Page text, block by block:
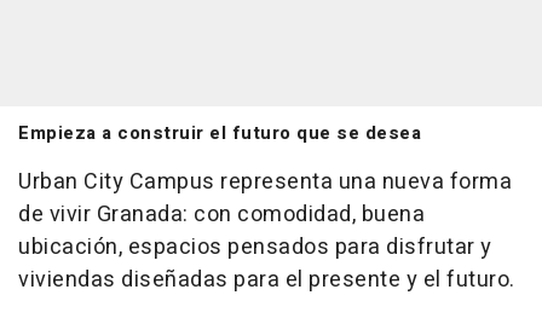
Empieza a construir el futuro que se desea
Urban City Campus representa una nueva forma
de vivir Granada: con comodidad, buena
ubicación, espacios pensados para disfrutar y
viviendas diseñadas para el presente y el futuro.